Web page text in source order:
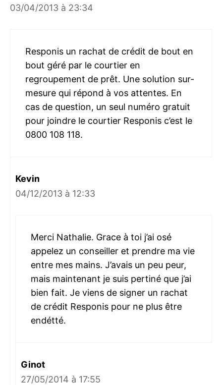
03/04/2013 à 23:34
Responis un rachat de crédit de bout en
bout géré par le courtier en
regroupement de prêt. Une solution sur-
mesure qui répond à vos attentes. En
cas de question, un seul numéro gratuit
pour joindre le courtier Responis c’est le
0800 108 118.
Kevin
04/12/2013 à 12:33
Merci Nathalie. Grace à toi j’ai osé
appelez un conseiller et prendre ma vie
entre mes mains. J’avais un peu peur,
mais maintenant je suis pertiné que j’ai
bien fait. Je viens de signer un rachat
de crédit Responis pour ne plus être
endétté.
Ginot
27/05/2014 à 17:55